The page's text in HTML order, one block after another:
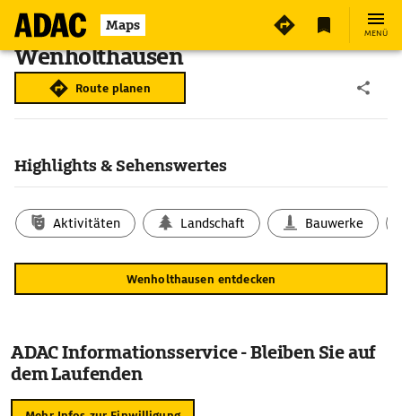
Maps MENÜ
Wenholthausen
Route planen
Highlights & Sehenswertes
Aktivitäten Landschaft Bauwerke
Wenholthausen entdecken
ADAC Informationsservice - Bleiben Sie auf
dem Laufenden